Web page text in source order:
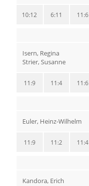
11:6
6:11
10:12
Isern, Regina
Strier, Susanne
11:6
11:4
11:9
Euler, Heinz-Wilhelm
11:4
11:2
11:9
Kandora, Erich